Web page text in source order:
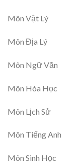
Môn Vật Lý
Môn Địa Lý
Môn Ngữ Văn
Môn Hóa Học
Môn Lịch Sử
Môn Tiếng Anh
Môn Sinh Học